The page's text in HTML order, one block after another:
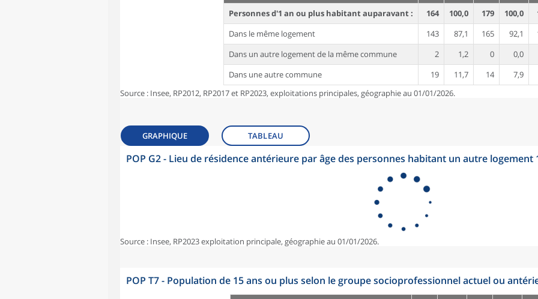
Personnes d'1 an ou plus habitant auparavant :
164 100,0 179 100,0
Dans le même logement
143 87,1 165 92,1
Dans un autre logement de la même commune
2 1,2 0
0,0
Dans une autre commune
19 11,7 14
7,9
Source : Insee, RP2012, RP2017 et RP2023, exploitations principales, géographie au 01/01/2026.
GRAPHIQUE TABLEAU
POP G2 - Lieu de résidence antérieure par âge des personnes habitant un autre logement
Source : Insee, RP2023 exploitation principale, géographie au 01/01/2026.
POP T7 - Population de 15 ans ou plus selon le groupe socioprofessionnel actuel ou